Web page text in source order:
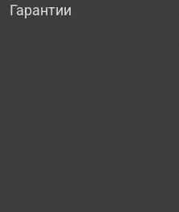
Гарантии